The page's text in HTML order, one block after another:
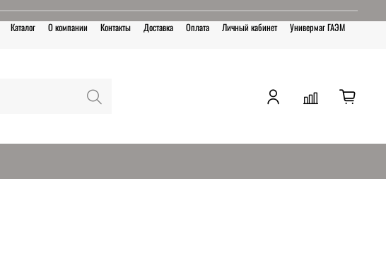
Каталог О компании Контакты Доставка Оплата Личный кабинет Универмаг ГАЭМ